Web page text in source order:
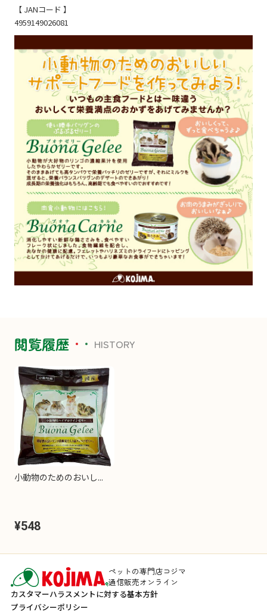
【 JANコード 】
4959149026081
閲覧履歴 HISTORY
小動物のためのおいし...
¥548
ペットの専門店コジマ
通信販売オンライン
カスタマーハラスメントに対する基本方針
プライバシーポリシー